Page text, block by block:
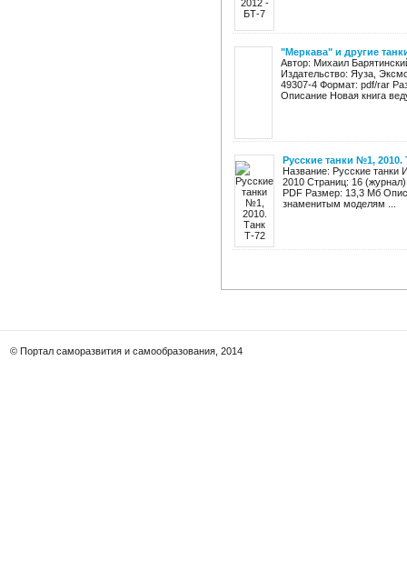
"Меркава" и другие
Автор: Михаил
Издательство: Яуза,
49307-4 Формат: pdf/rar
Описание Новая книга
Русские танки №1, 2010.
Название: Русские танки
2010 Страниц: 16
PDF Размер: 13,3 Мб
знаменитым моделям ...
© Портал саморазвития и самообразования, 2014